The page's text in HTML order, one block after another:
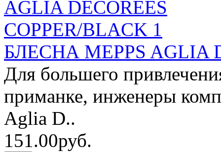
БЛЕСНА MEPPS AGLIA
Для большего
приманке, инженеры
Aglia D..
151.00руб.